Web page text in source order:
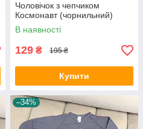
Чоловічок з чепчиком
Космонавт (чорнильний)
В наявності
129 ₴ 195 ₴
Купити
–34%